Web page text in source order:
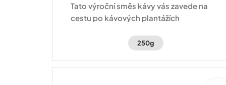
Tato výroční směs kávy vás zavede na
cestu po kávových plantážích
250g